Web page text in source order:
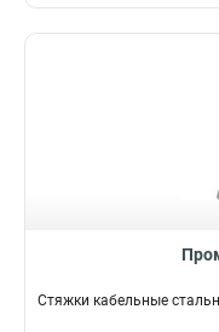
Стяжки кабельные